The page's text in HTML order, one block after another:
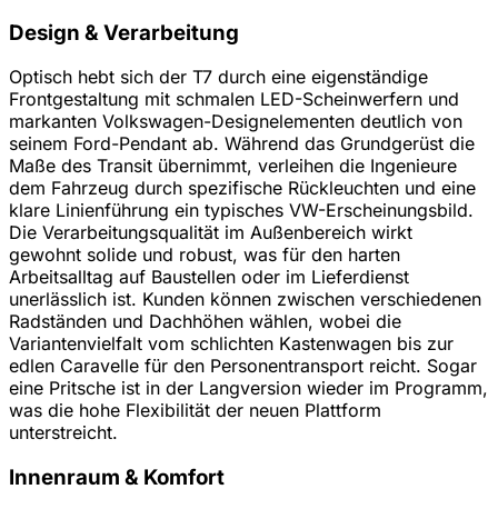
Design & Verarbeitung
Optisch hebt sich der T7 durch eine eigenständige
Frontgestaltung mit schmalen LED-Scheinwerfern und
markanten Volkswagen-Designelementen deutlich von
seinem Ford-Pendant ab. Während das Grundgerüst die
Maße des Transit übernimmt, verleihen die Ingenieure
dem Fahrzeug durch spezifische Rückleuchten und eine
klare Linienführung ein typisches VW-Erscheinungsbild.
Die Verarbeitungsqualität im Außenbereich wirkt
gewohnt solide und robust, was für den harten
Arbeitsalltag auf Baustellen oder im Lieferdienst
unerlässlich ist. Kunden können zwischen verschiedenen
Radständen und Dachhöhen wählen, wobei die
Variantenvielfalt vom schlichten Kastenwagen bis zur
edlen Caravelle für den Personentransport reicht. Sogar
eine Pritsche ist in der Langversion wieder im Programm,
was die hohe Flexibilität der neuen Plattform
unterstreicht.
Innenraum & Komfort